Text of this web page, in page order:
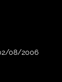
08/2006